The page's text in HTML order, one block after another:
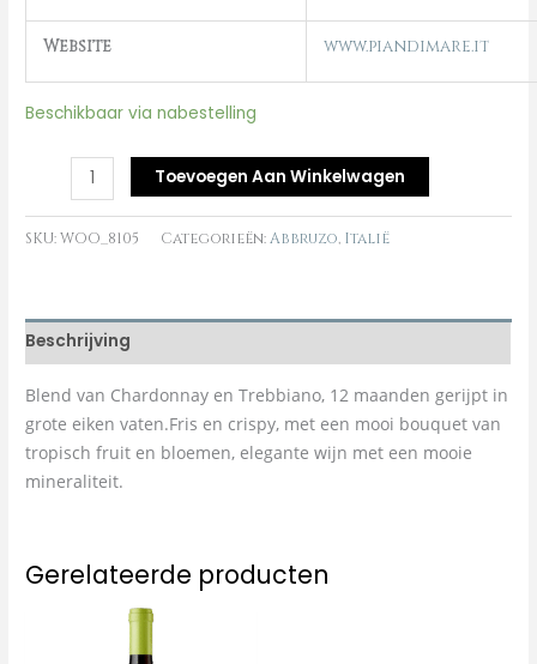
Website www.piandimare.it
Beschikbaar via nabestelling
Toevoegen Aan Winkelwagen
SKU:WOO_8105 Categorieën:Abbruzo, Italië
Beschrijving
Blend van Chardonnay en Trebbiano, 12 maanden gerijpt in
grote eiken vaten.Fris en crispy, met een mooi bouquet van
tropisch fruit en bloemen, elegante wijn met een mooie
mineraliteit.
Gerelateerde producten